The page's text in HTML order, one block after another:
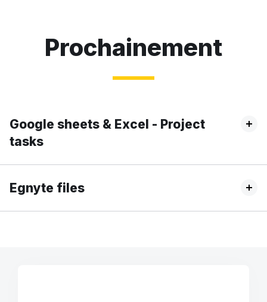
Prochainement
Google sheets & Excel - Project
tasks
Egnyte files